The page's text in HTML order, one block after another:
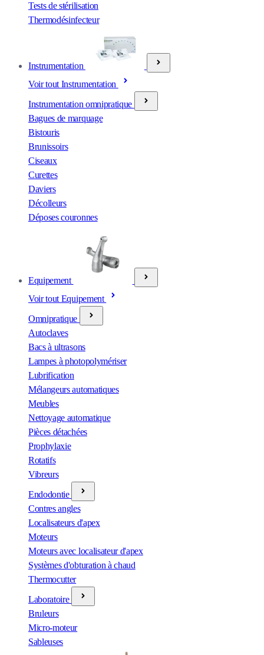
Tests de stérilisation
Thermodésinfecteur
Instrumentation
Voir tout Instrumentation
Instrumentation omnipratique
Bagues de marquage
Bistouris
Brunissoirs
Ciseaux
Curettes
Daviers
Décolleurs
Déposes couronnes
Equipement
Voir tout Equipement
Omnipratique
Autoclaves
Bacs à ultrasons
Lampes à photopolymériser
Lubrification
Mélangeurs automatiques
Meubles
Nettoyage automatique
Pièces détachées
Prophylaxie
Rotatifs
Vibreurs
Endodontie
Contres angles
Localisateurs d'apex
Moteurs
Moteurs avec localisateur d'apex
Systèmes d'obturation à chaud
Thermocutter
Laboratoire
Bruleurs
Micro-moteur
Sableuses